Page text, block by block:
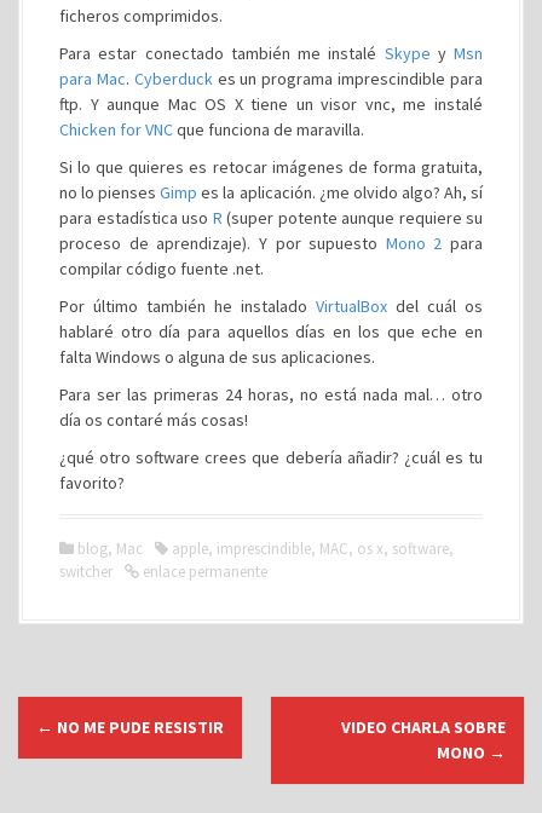
ficheros comprimidos.
Para estar conectado también me instalé Skype y Msn
para Mac. Cyberduckes un programa imprescindible para
ftp. Y aunque Mac OS X tiene un visor vnc, me instalé
Chicken for VNCque funciona de maravilla.
Si lo que quieres es retocar imágenes de forma gratuita,
no lo piensesGimp es la aplicación. ¿me olvido algo? Ah, sí
para estadística uso R (super potente aunque requiere su
proceso de aprendizaje). Y por supuesto Mono 2 para
compilar código fuente .net.
Por último también he instalado VirtualBox del cuál os
hablaré otro día para aquellos días en los que eche en
falta Windows o alguna de sus aplicaciones.
Para ser las primeras 24 horas, no está nada mal… otro
día os contaré más cosas!
¿qué otro software crees que debería añadir? ¿cuál es tu
favorito?
blog, Mac apple, imprescindible, MAC, os x, software,
switcher
enlace permanente
← NO ME PUDE RESISTIR
VIDEO CHARLA SOBRE
MONO →